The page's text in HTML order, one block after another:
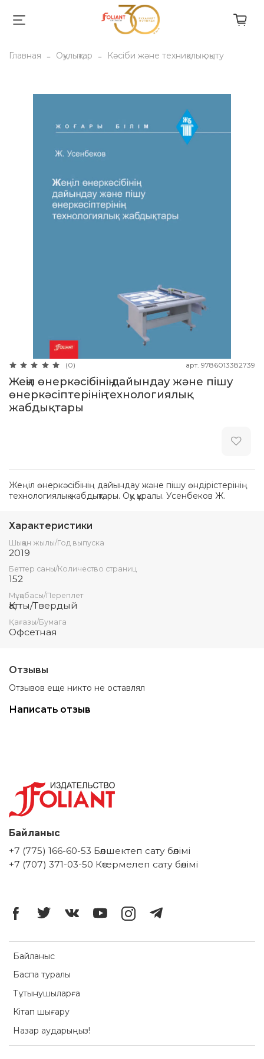
Главная Оқулықтар Кәсіби және техниқалық оқыту
(0) арт. 9786013382739
Жеңіл өнеркәсібінің дайындау және пішу
өнеркәсіптерінің технологиялық
жабдықтары
Жеңіл өнеркәсібінің дайындау және пішу өндірістерінің
технологиялық жабдықтары. Оқу құралы. Усенбеков Ж.
Характеристики
Шыққан жылы/Год выпуска
2019
Беттер саны/Количество страниц
152
Мұқабасы/Переплет
Қатты/Твердый
Қағазы/Бумага
Офсетная
Отзывы
Отзывов еще никто не оставлял
Написать отзыв
Байланыс
Баспа туралы
Тұтынушыларға
Кітап шығару
Назар аударыңыз!
Байланыс
+7 (775) 166-60-53 Бөлшектеп сату бөлімі
+7 (707) 371-03-50 Көтермелеп сату бөлімі